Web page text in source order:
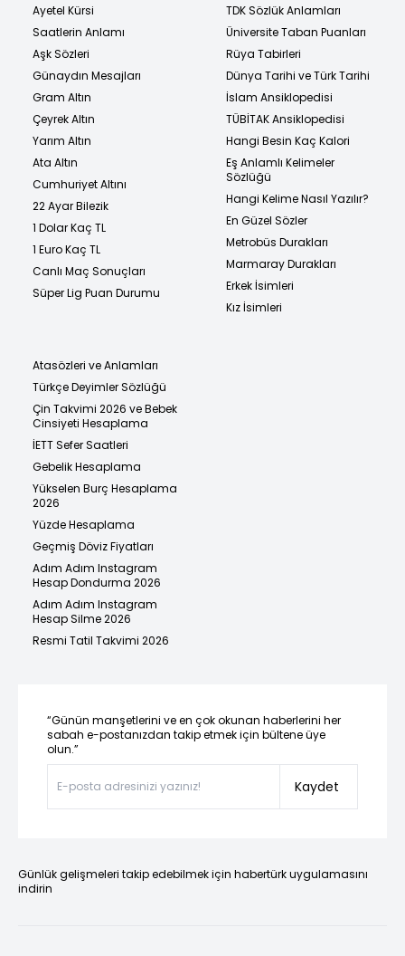
Ayetel Kürsi
Saatlerin Anlamı
Aşk Sözleri
Günaydın Mesajları
Gram Altın
Çeyrek Altın
Yarım Altın
Ata Altın
Cumhuriyet Altını
22 Ayar Bilezik
1 Dolar Kaç TL
1 Euro Kaç TL
Canlı Maç Sonuçları
Süper Lig Puan Durumu
TDK Sözlük Anlamları
Üniversite Taban Puanları
Rüya Tabirleri
Dünya Tarihi ve Türk Tarihi
İslam Ansiklopedisi
TÜBİTAK Ansiklopedisi
Hangi Besin Kaç Kalori
Eş Anlamlı Kelimeler
Sözlüğü
Hangi Kelime Nasıl Yazılır?
En Güzel Sözler
Metrobüs Durakları
Marmaray Durakları
Erkek İsimleri
Kız İsimleri
Atasözleri ve Anlamları
Türkçe Deyimler Sözlüğü
Çin Takvimi 2026 ve Bebek
Cinsiyeti Hesaplama
İETT Sefer Saatleri
Gebelik Hesaplama
Yükselen Burç Hesaplama
2026
Yüzde Hesaplama
Geçmiş Döviz Fiyatları
Adım Adım Instagram
Hesap Dondurma 2026
Adım Adım Instagram
Hesap Silme 2026
Resmi Tatil Takvimi 2026
“Günün manşetlerini ve en çok okunan haberlerini her
sabah e-postanızdan takip etmek için bültene üye
olun.”
Kaydet
Günlük gelişmeleri takip edebilmek için habertürk uygulamasını
indirin